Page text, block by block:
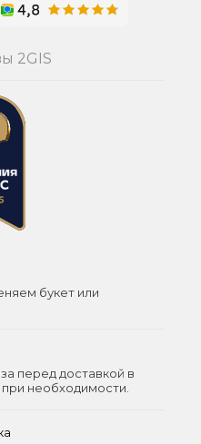
2GIS
букет или
перед доставкой в
необходимости.